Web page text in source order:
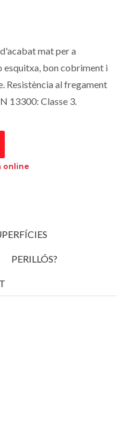
mat per a
esquitxa, bon cobriment i
Resistència al fregament
13300: Classe 3.
online
PERILLÓS?